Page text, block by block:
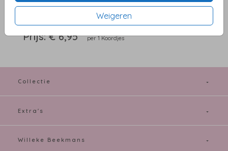
Weigeren
Cognackleurig suède koord (10 meter). Geschikt om ca. 25 kaarten
Prijs:€ 6,95 per 1 Koordjes
Collectie
Extra's
Willeke Beekmans